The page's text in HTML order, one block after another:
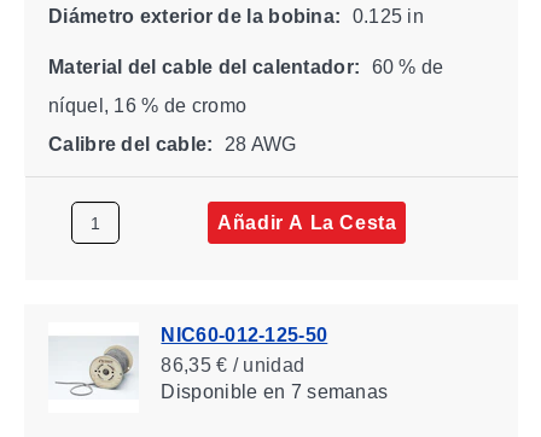
Diámetro exterior de la bobina: 0.125 in
Material del cable del calentador:
60 % de
níquel, 16 % de cromo
Calibre del cable:
28 AWG
Añadir A La Cesta
NIC60-012-125-50
86,35 € / unidad
Disponibleen 7 semanas